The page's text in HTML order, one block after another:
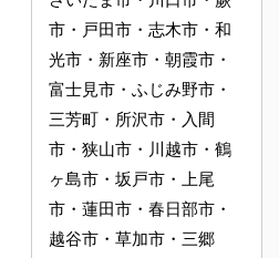
市・戸田市・志木市・和
光市・新座市・朝霞市・
富士見市・ふじみ野市・
三芳町・所沢市・入間
市・狭山市・川越市・鶴
ヶ島市・坂戸市・上尾
市・蓮田市・春日部市・
越谷市・草加市・三郷